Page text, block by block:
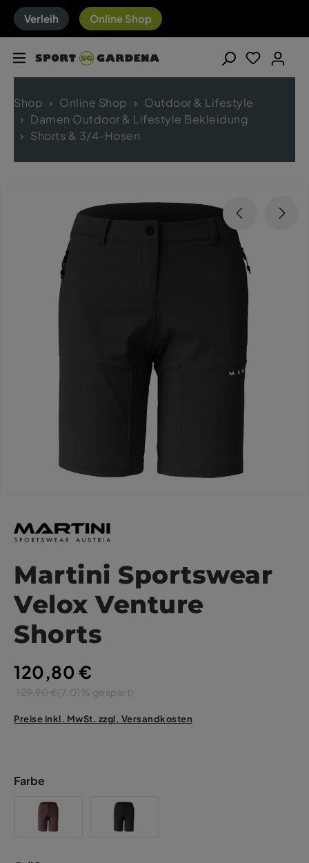
Verleih Online Shop
Shop Online Shop
Outdoor & Lifestyle
Damen Outdoor & Lifestyle Bekleidung
Shorts & 3/4-Hosen
Martini Sportswear
Velox Venture
Shorts
120,80 €
129,90 €(7.01% gespart)
Preise inkl. MwSt. zzgl. Versandkosten
Farbe